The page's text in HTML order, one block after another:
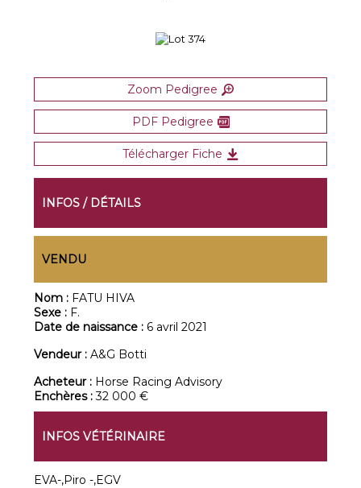
Zoom Pedigree
PDF Pedigree
Télécharger Fiche
INFOS / DÉTAILS
VENDU
Nom : FATU HIVA
Sexe : F.
Date de naissance : 6 avril 2021
Vendeur :A&G Botti
Acheteur : Horse Racing Advisory
Enchères :32 000 €
INFOS VÉTÉRINAIRE
EVA-,Piro -,EGV